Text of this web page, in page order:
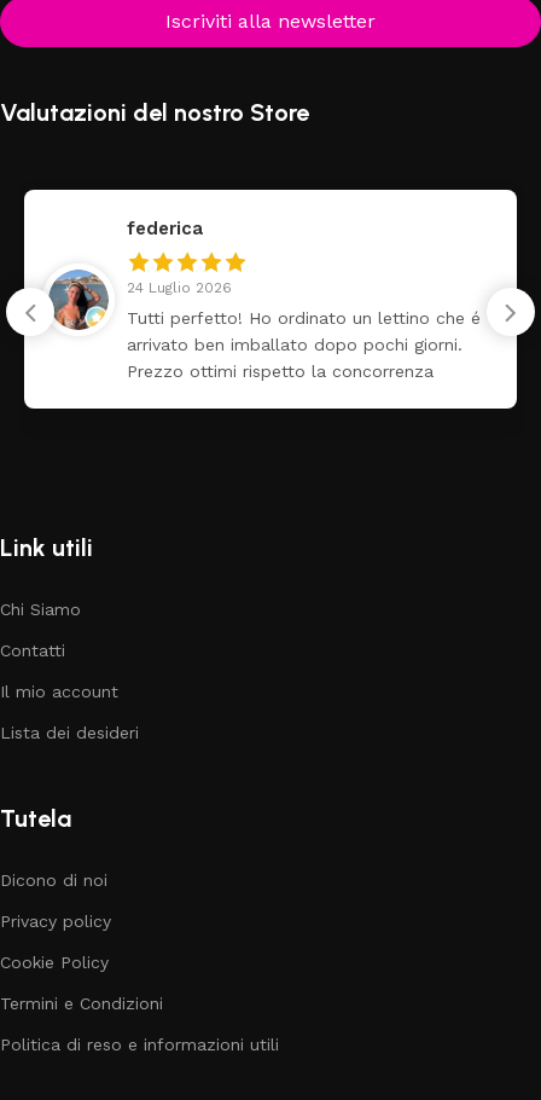
Iscriviti alla newsletter
Valutazioni del nostro Store
federica
24 Luglio 2026
Tutti perfetto! Ho ordinato un lettino che é
arrivato ben imballato dopo pochi giorni.
Prezzo ottimi rispetto la concorrenza
Link utili
Chi Siamo
Contatti
Il mio account
Lista dei desideri
Tutela
Dicono di noi
Privacy policy
Cookie Policy
Termini e Condizioni
Politica di reso e informazioni utili